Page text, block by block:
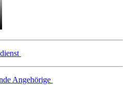
Angehörige